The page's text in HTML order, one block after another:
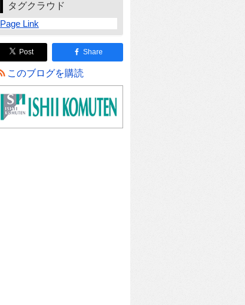
タグクラウド
Page Link
Post Share
このブログを購読